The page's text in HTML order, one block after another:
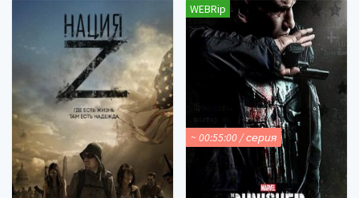
WEBRip
~ 00:55:00 / серия